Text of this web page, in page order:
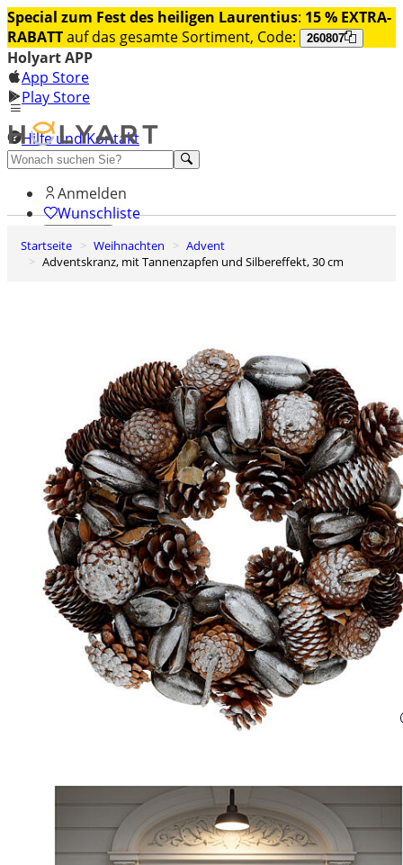
Special zum Fest des heiligen Laurentius: 15 % EXTRA-
RABATTauf das gesamte Sortiment, Code: 260807
Holyart APP
App Store
Play Store
Hilfe und Kontakt
Entdecken Sie Premium
Anmelden
Wunschliste
0
Warenkorb
Startseite Weihnachten
Advent
Adventskranz, mit Tannenzapfen und Silbereffekt, 30 cm